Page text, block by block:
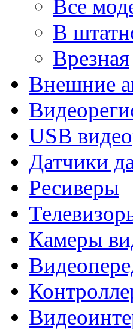
Все
В
Врезная
Внешние
USB
Датчики
Ресиверы
Камеры